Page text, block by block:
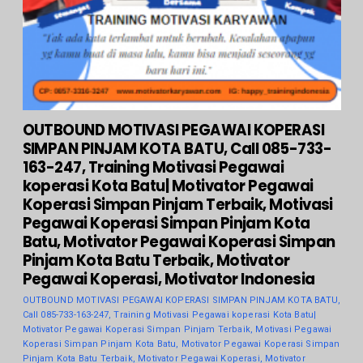
OUTBOUND MOTIVASI PEGAWAI KOPERASI
SIMPAN PINJAM KOTA BATU, Call 085-733-
163-247, Training Motivasi Pegawai
koperasi Kota Batu| Motivator Pegawai
Koperasi Simpan Pinjam Terbaik, Motivasi
Pegawai Koperasi Simpan Pinjam Kota
Batu, Motivator Pegawai Koperasi Simpan
Pinjam Kota Batu Terbaik, Motivator
Pegawai Koperasi, Motivator Indonesia
OUTBOUND MOTIVASI PEGAWAI KOPERASI SIMPAN PINJAM KOTA BATU,
Call 085-733-163-247, Training Motivasi Pegawai koperasi Kota Batu|
Motivator Pegawai Koperasi Simpan Pinjam Terbaik, Motivasi Pegawai
Koperasi Simpan Pinjam Kota Batu, Motivator Pegawai Koperasi Simpan
Pinjam Kota Batu Terbaik, Motivator Pegawai Koperasi, Motivator